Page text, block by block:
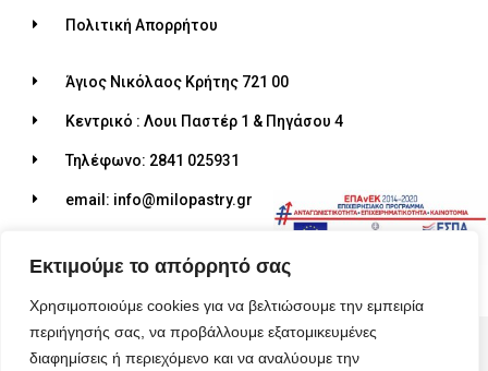
Εκτιμούμε το απόρρητό σας
Χρησιμοποιούμε cookies για να βελτιώσουμε την εμπειρία
περιήγησής σας, να προβάλλουμε εξατομικευμένες
διαφημίσεις ή περιεχόμενο και να αναλύουμε την
Πολιτική Απορρήτου
Άγιος Νικόλαος Κρήτης 721 00
Κεντρικό : Λουι Παστέρ 1 & Πηγάσου 4
Τηλέφωνο: 2841 025931
email: info@milopastry.gr
© 2026 ALL RIGHTS RESERVED​